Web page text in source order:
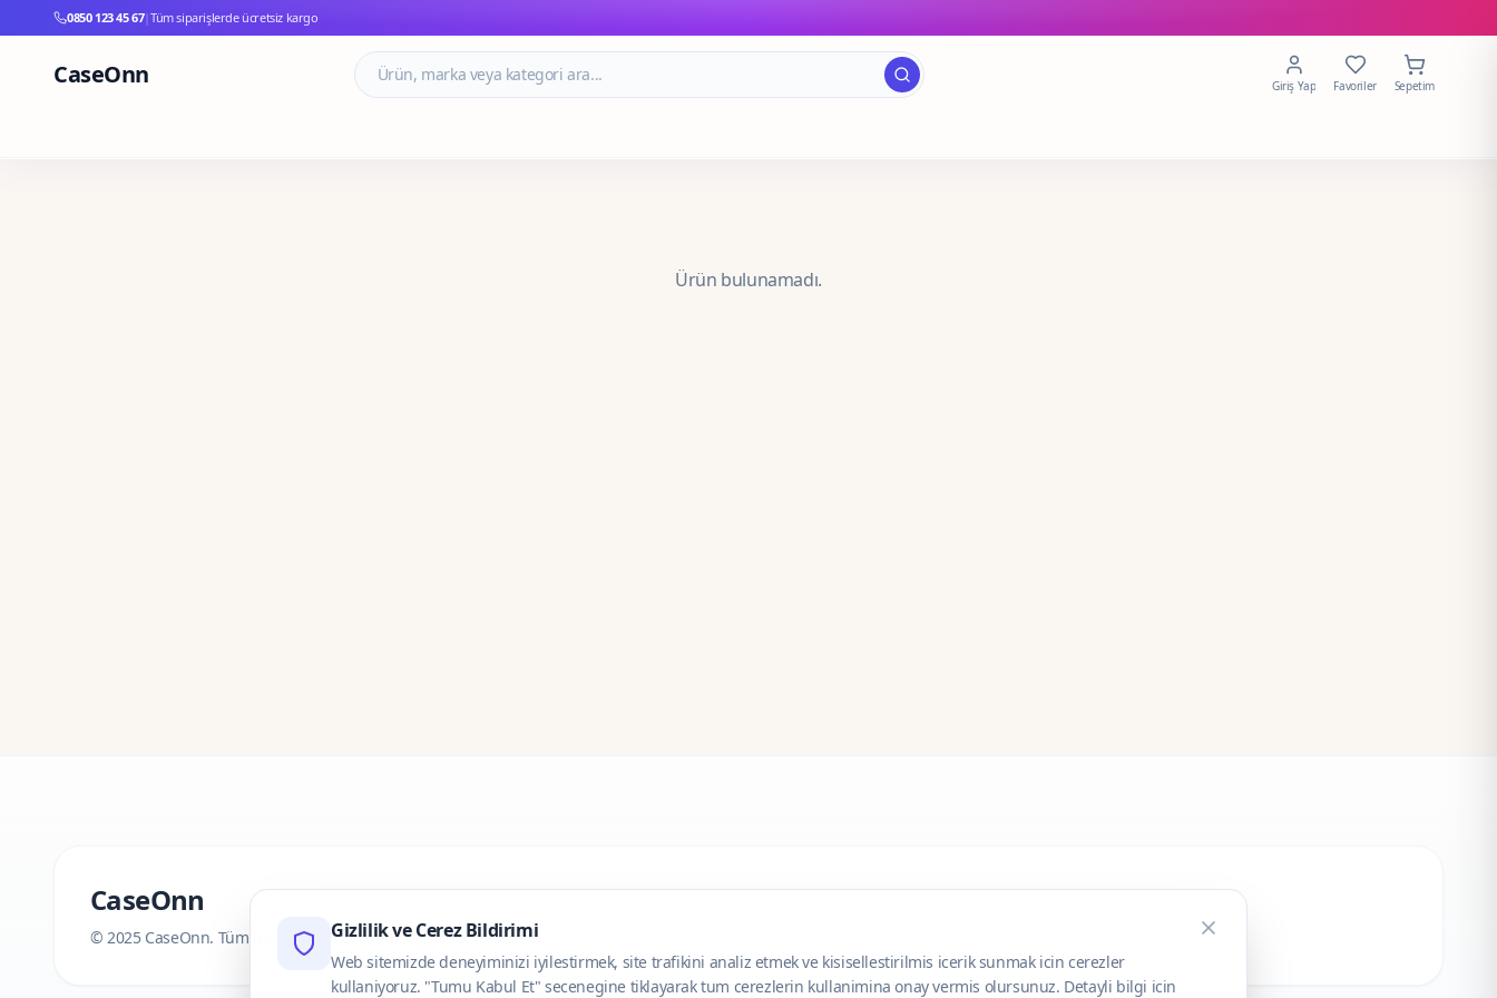
0850 123 45 67|Tüm siparişlerde ücretsiz kargo
CaseOnn Giriş Yap Favoriler Sepetim
Ürün bulunamadı.
CaseOnn
© 2025 CaseOnn. Tüm hakları saklıdır.Gizlilik ve Cerez Bildirimi
Web sitemizde deneyiminizi iyilestirmek, site trafikini analiz etmek ve kisisellestirilmis icerik sunmak icin cerezler
kullaniyoruz. "Tumu Kabul Et" secenegine tiklayarak tum cerezlerin kullanimina onay vermis olursunuz. Detayli bilgi icin